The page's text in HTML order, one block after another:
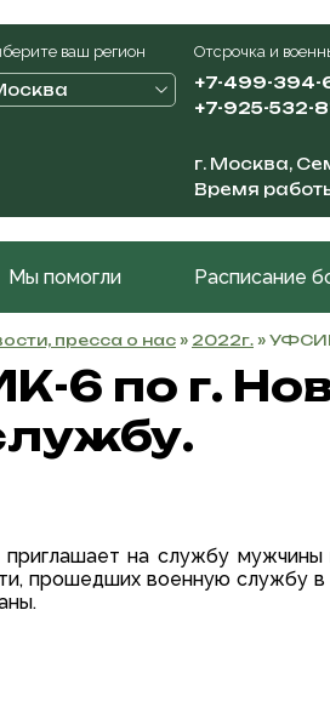
ваш регион Отсрочка и
+7-499-394-
+7-925-532-
г. Москва,
Время
Мы помогли Расписание
пресса о нас » 2022г. »
6 по г.
на службу
прошедших военную